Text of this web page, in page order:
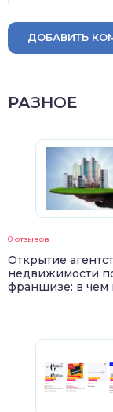
ДОБАВИТЬ
РАЗНОЕ
0 отзывов
Открытие
недвижимости
франшизе: в чем